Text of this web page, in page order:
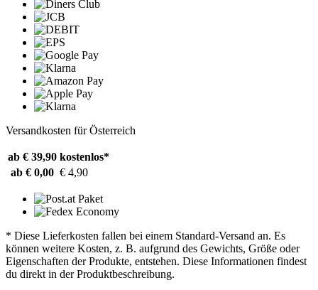
Versandkosten für Österreich
ab € 39,90 kostenlos*
ab € 0,00 € 4,90
* Diese Lieferkosten fallen bei einem Standard-Versand an. Es
können weitere Kosten, z. B. aufgrund des Gewichts, Größe oder
Eigenschaften der Produkte, entstehen. Diese Informationen findest
du direkt in der Produktbeschreibung.